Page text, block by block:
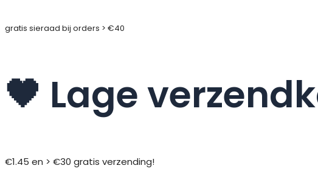
gratis sieraad bij orders > €40
🖤 Lage
€1.45 en > €30 gratis verzending!